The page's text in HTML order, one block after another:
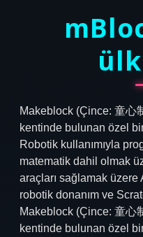
Makeblock (Çince: 童心
kentinde bulunan özel
Robotik kullanımıyla
matematik dahil olmak
araçları sağlamak üzere
robotik donanım ve
Makeblock (Çince: 童心
kentinde bulunan özel